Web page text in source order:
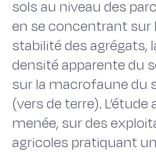
sols au niveau des
en se concentrant sur
stabilité des agrégats,
densité apparente du
sur la macrofaune du
(vers de terre). L’étude
menée, sur des
agricoles pratiquant